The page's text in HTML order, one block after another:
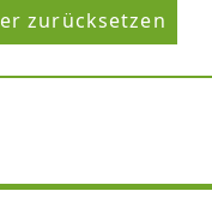
zurücksetzen